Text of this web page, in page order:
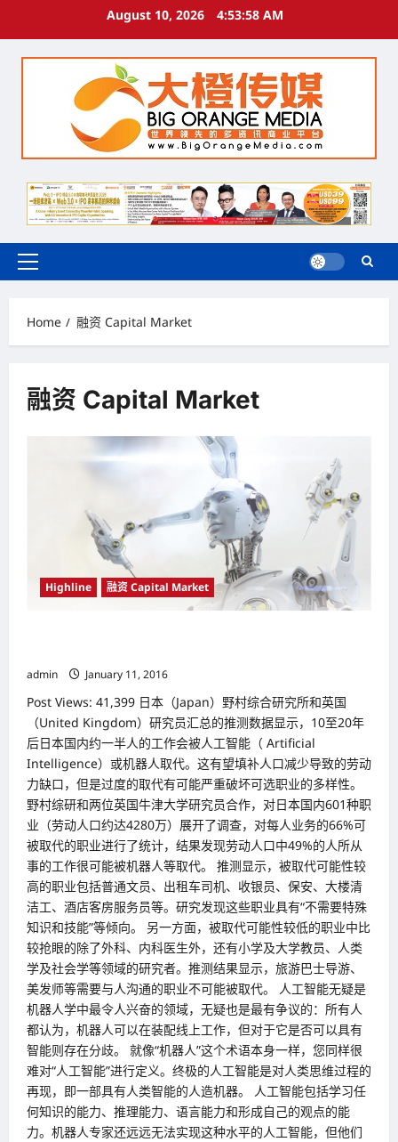
August 10, 2026 4:53:59 AM
Primary
Home
融资 Capital Market
融资 Capital Market
Highline 融资 Capital Market
admin
January 11, 2016
Post Views: 41,399 日本（Japan）野村综合研究所和英国
（United Kingdom）研究员汇总的推测数据显示，10至20年
后日本国内约一半人的工作会被人工智能（ Artificial
Intelligence）或机器人取代。这有望填补人口减少导致的劳动
力缺口，但是过度的取代有可能严重破坏可选职业的多样性。
野村综研和两位英国牛津大学研究员合作，对日本国内601种职
业（劳动人口约达4280万）展开了调查，对每人业务的66%可
被取代的职业进行了统计，结果发现劳动人口中49%的人所从
事的工作很可能被机器人等取代。 推测显示，被取代可能性较
高的职业包括普通文员、出租车司机、收银员、保安、大楼清
洁工、酒店客房服务员等。研究发现这些职业具有“不需要特殊
知识和技能”等倾向。 另一方面，被取代可能性较低的职业中比
较抢眼的除了外科、内科医生外，还有小学及大学教员、人类
学及社会学等领域的研究者。推测结果显示，旅游巴士导游、
美发师等需要与人沟通的职业不可能被取代。 人工智能无疑是
机器人学中最令人兴奋的领域，无疑也是最有争议的：所有人
都认为，机器人可以在装配线上工作，但对于它是否可以具有
智能则存在分歧。 就像“机器人”这个术语本身一样，您同样很
难对“人工智能”进行定义。终极的人工智能是对人类思维过程的
再现，即一部具有人类智能的人造机器。 人工智能包括学习任
何知识的能力、推理能力、语言能力和形成自己的观点的能
力。机器人专家还远远无法实现这种水平的人工智能，但他们